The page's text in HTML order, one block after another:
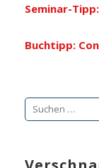
Seminar-
Buchtipp:
Suche